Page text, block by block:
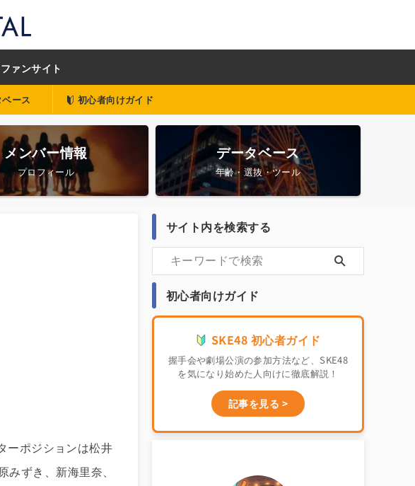
ァンサイト
ース 初心者向けガイド
メンバー情報
プロフィール
データベース
年齢・選抜・ツール
ーポジションは松井
ずき、新海里奈、
サイト内を検索する
初心者向けガイド
SKE48 初心者ガイド
握手会や劇場公演の参加方法など、SKE48
を気になり始めた人向けに徹底解説！
記事を見る >